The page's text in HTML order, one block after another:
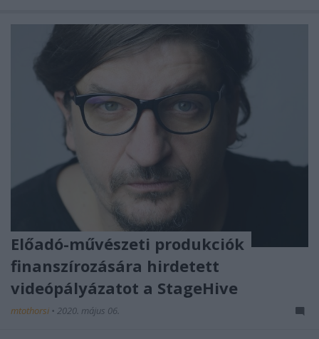
Előadó-művészeti produkciók
finanszírozására hirdetett
videópályázatot a StageHive
mtothorsi • 2020. május 06.